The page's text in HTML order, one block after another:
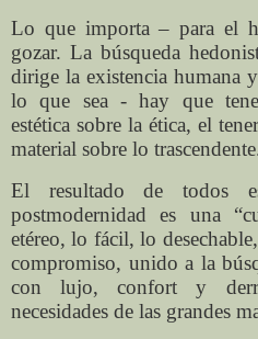
Lo que importa – para el
gozar. La búsqueda
dirige la existencia humana
lo que sea - hay que
estética sobre la ética, el
material sobre lo
El resultado de todos
postmodernidad es una
etéreo, lo fácil, lo
compromiso, unido a la
con lujo, confort y
necesidades de las grandes